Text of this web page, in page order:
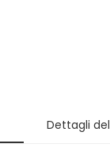
Dettagli